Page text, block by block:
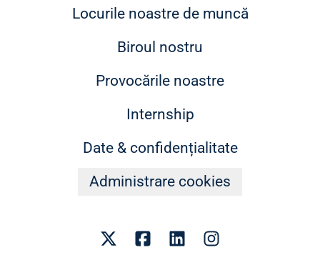
Locurile noastre de muncă
Biroul nostru
Provocările noastre
Internship
Date & confidențialitate
Administrare cookies